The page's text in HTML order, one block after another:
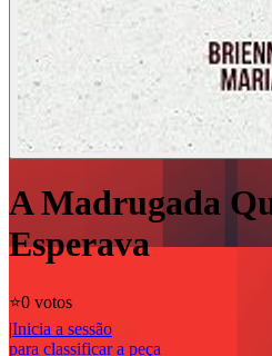
A Madrugada
Esperava
⭐️0 votos
|Inicia a sessão
para classificar a peça